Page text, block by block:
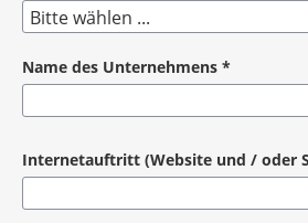
Name des Unternehmens *
Internetauftritt (Website und / oder